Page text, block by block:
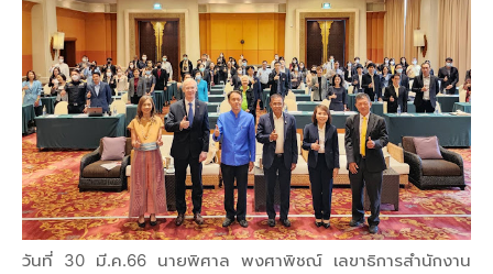
วันที่ 30 มี.ค.66 นายพิศาล พงศาพิชณ์ เลขาธิการสำนักงาน